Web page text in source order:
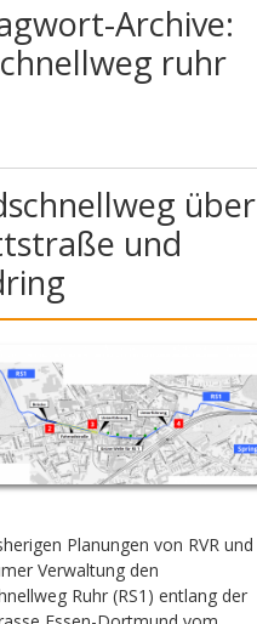
Archive:
ruhr
über
und
Planungen von RVR und
Verwaltung den
Ruhr (RS1) entlang der